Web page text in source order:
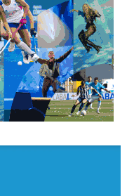
Manejo del Fuego.
por la
exige al Ejecutivo
supuesta situación
por la Fundación
Hermanos, ubicada
respuesta.